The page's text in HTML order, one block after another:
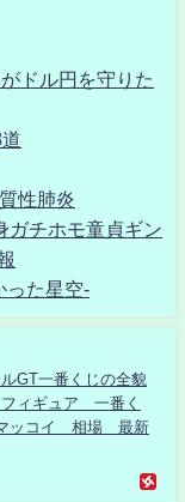
ドル円を守りた
性肺炎
ガチホモ童貞ギン
った星空-
GT一番くじの全貌
ィギュア 一番く
ッコイ 相場 最新